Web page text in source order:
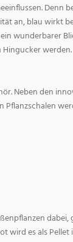
Denn
an, blau wirkt
wunderbarer
Hingucker werden.
Neben den
Pflanzschalen
dabei,
wird es als Pellet